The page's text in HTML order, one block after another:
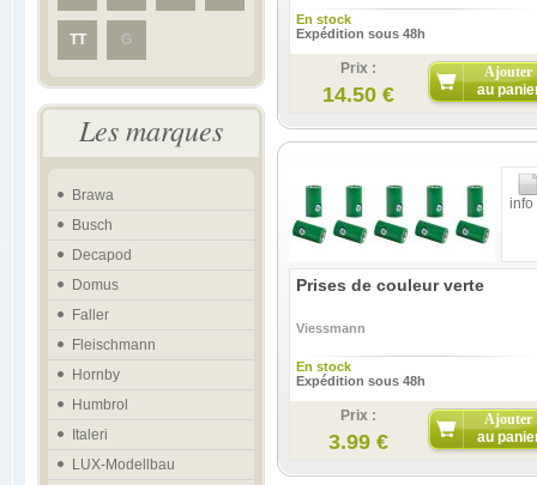
TT G
Les marques
Brawa
Busch
Decapod
Domus
Faller
Fleischmann
Hornby
Humbrol
Italeri
LUX-Modellbau
En stock
Expédition sous 48h
Prix :
14.50 €
Ajouter
au
info
Prises de couleur verte
Viessmann
En stock
Expédition sous 48h
Prix :
3.99 €
Ajouter
au